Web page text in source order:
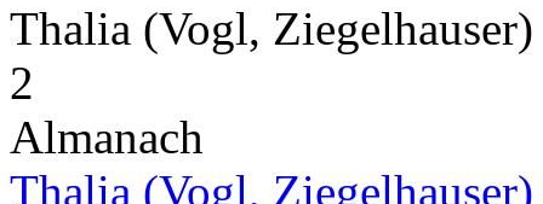
Thalia (Vogl,
2
Almanach
Thalia (Vogl,